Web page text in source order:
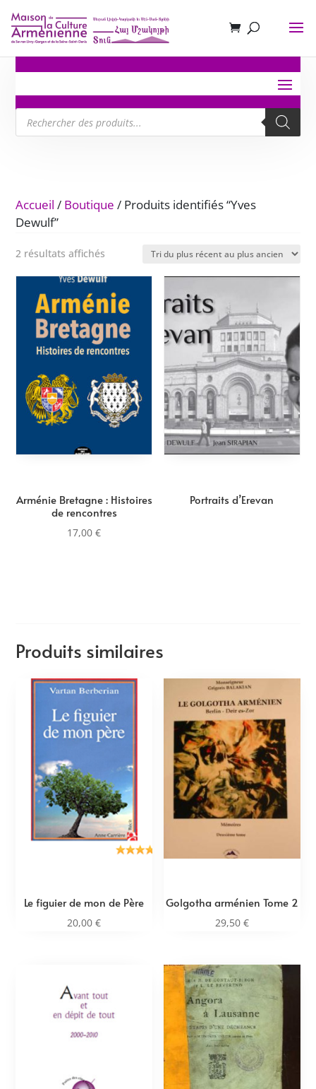
Recherche
de
produits
Accueil / Boutique / Produits identifiés “Yves
Dewulf”
2 résultats affichés
récent
au
plus
ancien
Arménie Bretagne : Histoires
de rencontres
17,00€
Portraits d’Erevan
Produits similaires
Le figuier de mon de Père
20,00€
Golgotha arménien Tome 2
29,50 €